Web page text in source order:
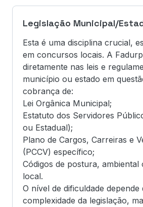
Legislação Municipal/
Esta é uma disciplina crucial,
em concursos locais. A
diretamente nas leis e
município ou estado em
cobrança de:
Lei Orgânica Municipal;
Estatuto dos Servidores
ou Estadual);
Plano de Cargos, Carreiras e
(PCCV) específico;
Códigos de postura,
local.
O nível de dificuldade depende
complexidade da legislação,